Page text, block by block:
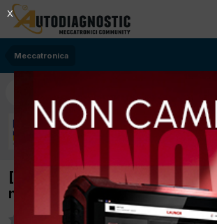
Meccatronica
[alfa 147 mj 03/2005 1900cc
nnnKw Diesel] pressione alta
X